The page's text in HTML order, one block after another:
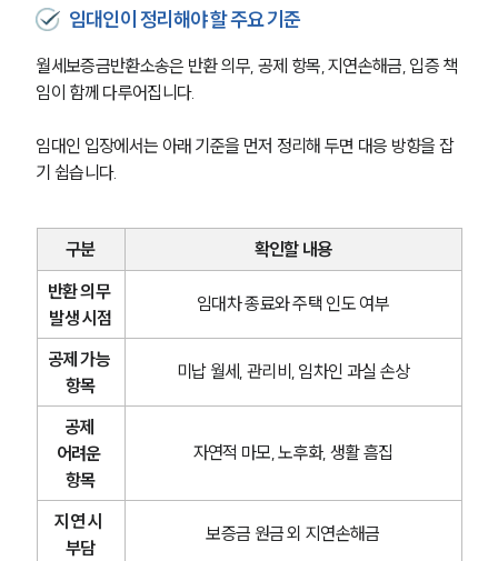
임대인이 정리해야 할 주요 기준
월세보증금반환소송은 반환 의무, 공제 항목, 지연손해금, 입증 책
임이 함께 다루어집니다.
임대인 입장에서는 아래 기준을 먼저 정리해 두면 대응 방향을 잡
기 쉽습니다.
구분
확인할 내용
반환 의무
발생 시점
임대차 종료와 주택 인도 여부
공제 가능
항목
미납 월세, 관리비, 임차인 과실 손상
공제
어려운
항목
자연적 마모, 노후화, 생활 흠집
지연 시
부담
보증금 원금 외 지연손해금